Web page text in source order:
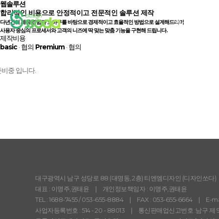
홈페이지
웹솔루션
합리적인 비용으로 안정적 이고 전문적인 솔루션 제작
다년간의 제작 경험과 노하우를 바탕으로 경제적이고 효율적인 방법으로 설계해드리며
사용자 중심의 프로세서와 고객의 니즈에 딱 맞는 맞춤 기능을 구현해 드립니다.
제작비용
basic· 협의 Premium· 협의
중 입니다.
대구광역시 남구 성당로 88 (대명동, 2층) 티엔엠디자인 (디자인쏘다)
대표 : 이명주,권태윤 | 개인정보책임자 : 이명주,권태윤
TEL :1688-7455/053-655-8884| FAX : 053-655-6664 | E-
사업자등록번호 : 514 - 20 - 88013 | 통신판매업신고번호 :남구 제